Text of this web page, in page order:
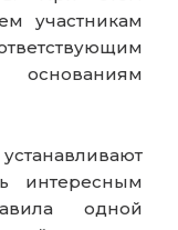
участникам
интересным
одной